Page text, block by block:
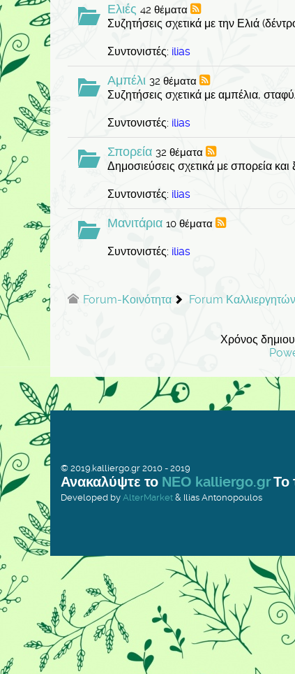
Ελιές 42 θέματα
Συζητήσεις σχετικά με την Ελιά
Συντονιστές: ilias
Αμπέλι 32 θέματα
Συζητήσεις σχετικά με αμπέλια,
Συντονιστές: ilias
Σπορεία 32 θέματα
Δημοσιεύσεις σχετικά με σπορεία και
Συντονιστές: ilias
Μανιτάρια 10 θέματα
Συντονιστές: ilias
Forum-Κοινότητα Forum Καλλιεργητών
Χρόνος
© 2019.kalliergo.gr 2010 - 2019
Ανακαλύψτε το ΝΕΟ kalliergo.grΤο
Developed by AlterMarket & Ilias Antonopoulos